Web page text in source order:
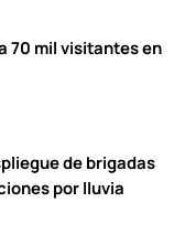
70 mil visitantes en
de brigadas
por lluvia